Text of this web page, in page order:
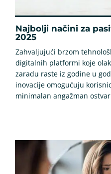
Najbolji načini za
2025
Zahvaljujući brzom
digitalnih platformi koje
zaradu raste iz godine u
inovacije omogućuju
minimalan angažman